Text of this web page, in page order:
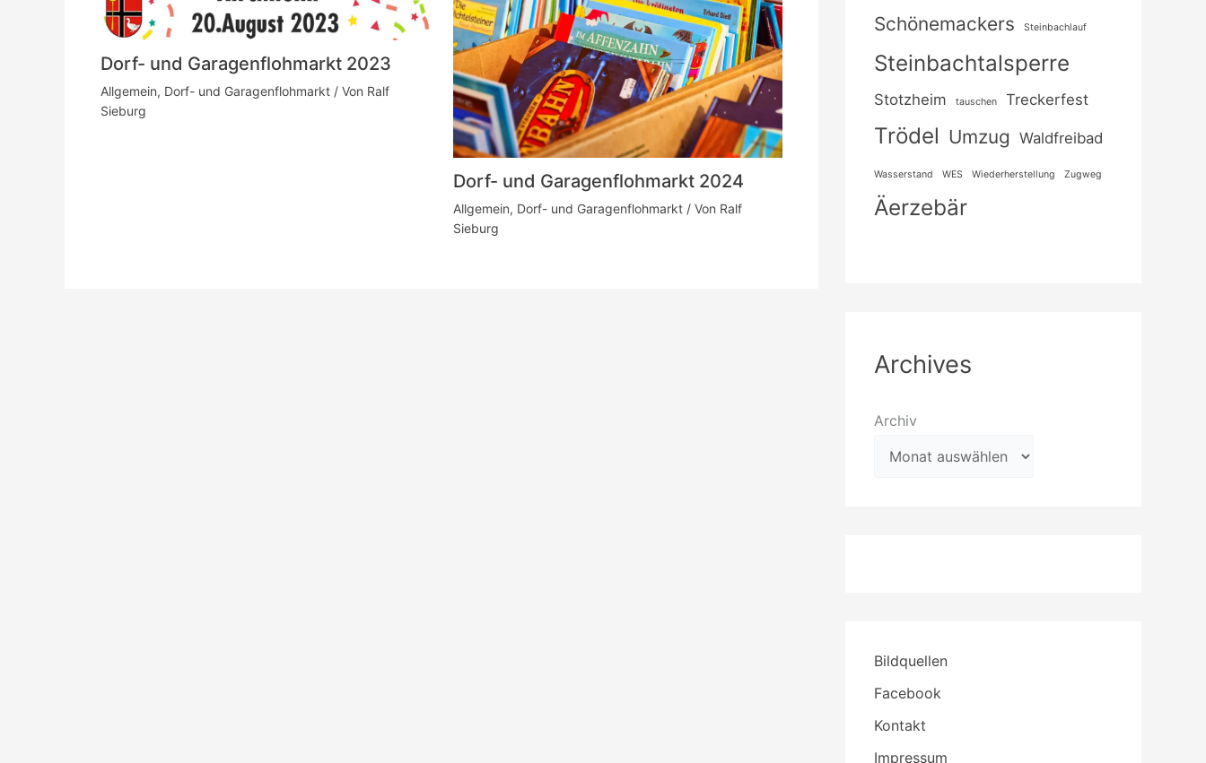
Dorf- und Garagenflohmarkt 2023
Allgemein, Dorf- und Garagenflohmarkt / Von Ralf
Sieburg
Dorf- und Garagenflohmarkt 2024
Allgemein, Dorf- und Garagenflohmarkt/ Von Ralf
Sieburg
Schönemackers Steinbachlauf
Steinbachtalsperre
Stotzheim tauschen Treckerfest
Trödel Umzug Waldfreibad
Wasserstand WES Wiederherstellung Zugweg
Äerzebär
Archives
Archiv
Bildquellen
Facebook
Kontakt
Impressum